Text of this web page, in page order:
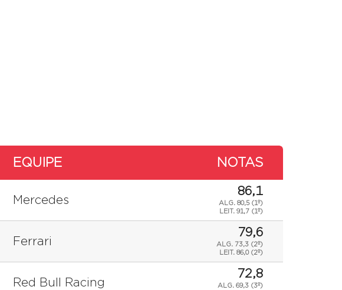
EQUIPE NOTAS
Mercedes
86,1
ALG. 80,5 (1º)
LEIT. 91,7 (1º)
Ferrari
79,6
ALG. 73,3 (2º)
LEIT. 86,0 (2º)
Red Bull Racing
72,8
ALG. 69,3 (3º)